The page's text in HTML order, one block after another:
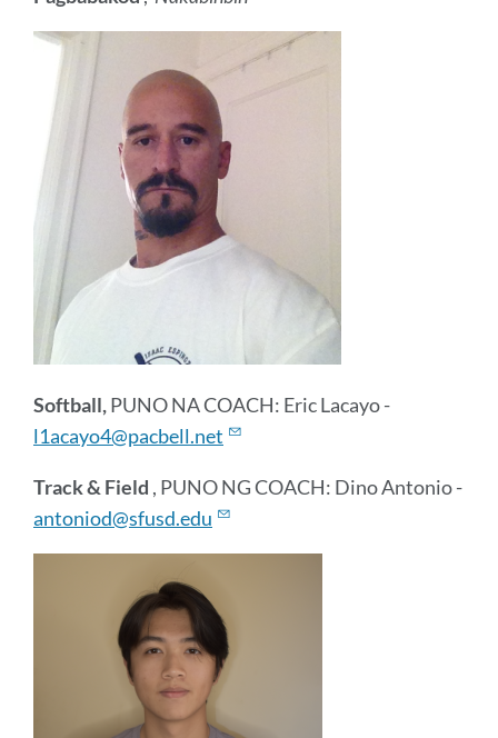
Softball,PUNO NA COACH: Eric Lacayo -
l1acayo4@pacbell.net
Track & Field , PUNO NG COACH: Dino Antonio -
antoniod@sfusd.edu